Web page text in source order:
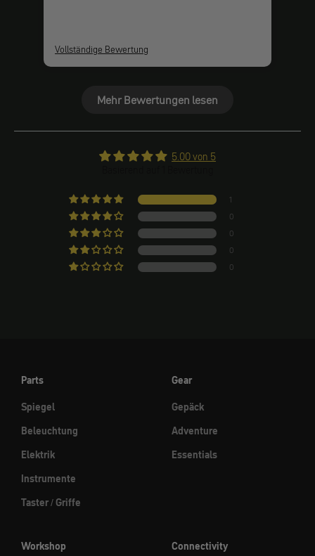
Vollständige Bewertung
Mehr Bewertungen lesen
5.00 von 5
1
0
0
0
0
Parts
Spiegel
Beleuchtung
Elektrik
Instrumente
Taster / Griffe
Gear
Gepäck
Adventure
Essentials
Workshop
Connectivity